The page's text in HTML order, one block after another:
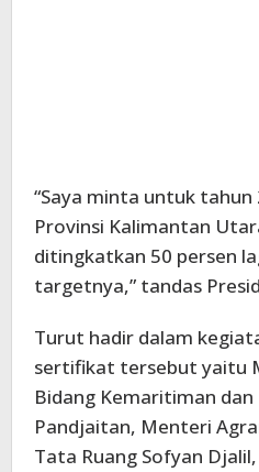
“Saya minta untuk
Provinsi Kalimantan
ditingkatkan 50 persen
targetnya,” tandas
Turut hadir dalam
sertifikat tersebut yaitu
Bidang Kemaritiman
Pandjaitan, Menteri
Tata Ruang Sofyan